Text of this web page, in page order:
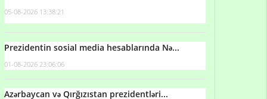
05-08-2026 13:38:21
Prezidentin sosial media hesablarında Nə...
01-08-2026 23:06:06
Azərbaycan və Qırğızıstan prezidentləri...